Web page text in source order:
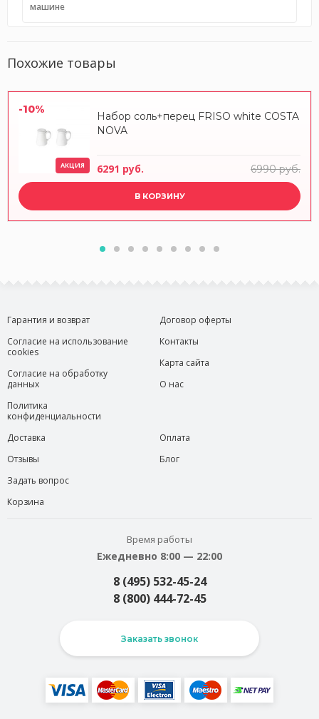
машине
Похожие товары
-10%
АКЦИЯ
Набор соль+перец FRISO white COSTA
NOVA
6291 руб. 6990 руб.
В КОРЗИНУ
Гарантия и возврат
Согласие на использование
cookies
Согласие на обработку
данных
Политика
конфиденциальности
Договор оферты
Контакты
Карта сайта
О нас
Доставка
Отзывы
Задать вопрос
Корзина
Оплата
Блог
Время работы
Ежедневно 8:00 — 22:00
8 (495) 532-45-24
8 (800) 444-72-45
Заказать звонок